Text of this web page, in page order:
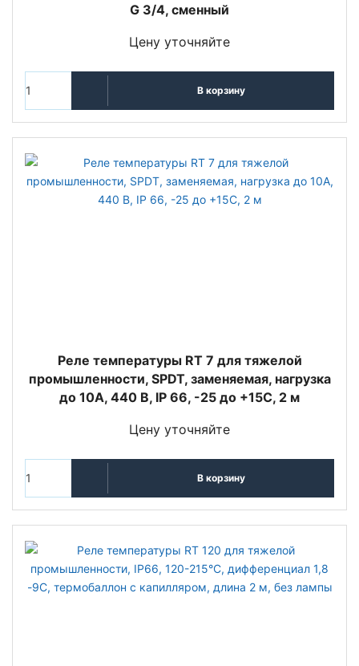
G 3/4, сменный
Цену уточняйте
В корзину
Реле температуры RT 7 для тяжелой
промышленности, SPDT, заменяемая, нагрузка
до 10А, 440 В, IP 66, -25 до +15С, 2 м
Цену уточняйте
В корзину